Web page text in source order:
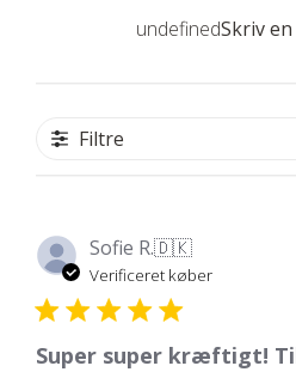
undefinedSkriv
Filtre
Sofie R.🇩🇰
Verificeret køber
Super super kræftigt!